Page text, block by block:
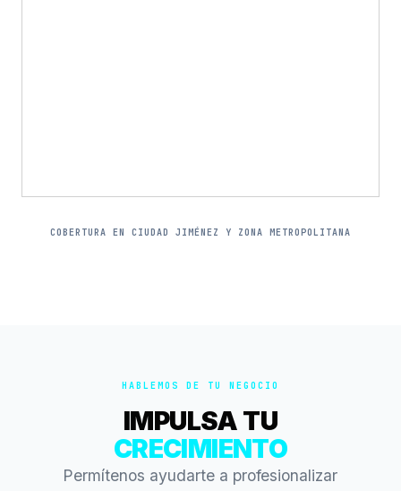
COBERTURA EN CIUDAD JIMÉNEZ Y ZONA METROPOLITANA
HABLEMOS DE TU NEGOCIO
IMPULSA TU
CRECIMIENTO
Permítenos ayudarte a profesionalizar